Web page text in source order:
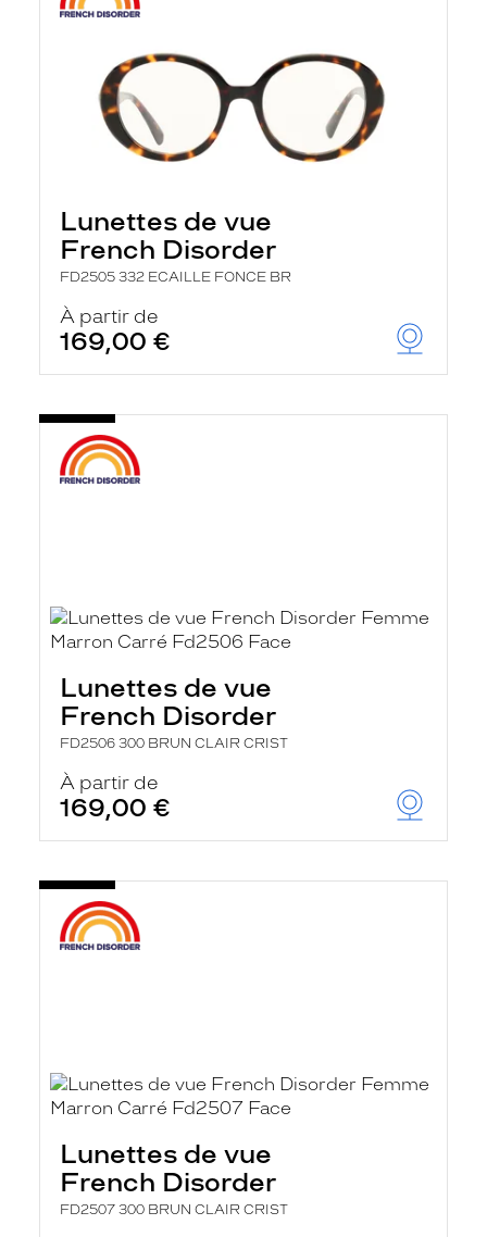
Lunettes de vue
French Disorder
FD2505 332 ECAILLE FONCE BR
À partir de
169,00 €
Lunettes de vue
French Disorder
FD2506 300 BRUN CLAIR CRIST
À partir de
169,00 €
Lunettes de vue
French Disorder
FD2507 300 BRUN CLAIR CRIST